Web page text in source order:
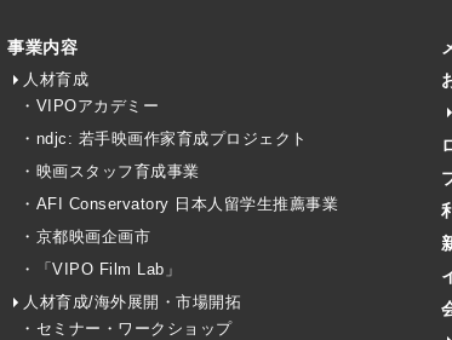
事業内容
人材育成
・VIPOアカデミー
・ndjc: 若手映画作家育成プロジェクト
・映画スタッフ育成事業
・AFI Conservatory 日本人留学生推薦事業
・京都映画企画市
・「VIPO Film Lab」
人材育成/海外展開・市場開拓
・セミナー・ワークショップ